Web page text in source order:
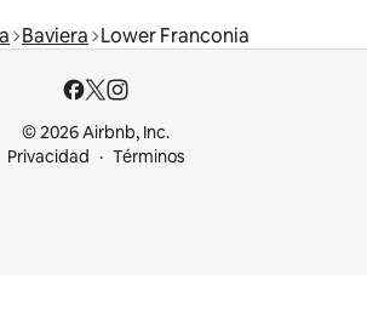
Baviera Lower Franconia
© 2026 Airbnb, Inc.
Privacidad
Términos